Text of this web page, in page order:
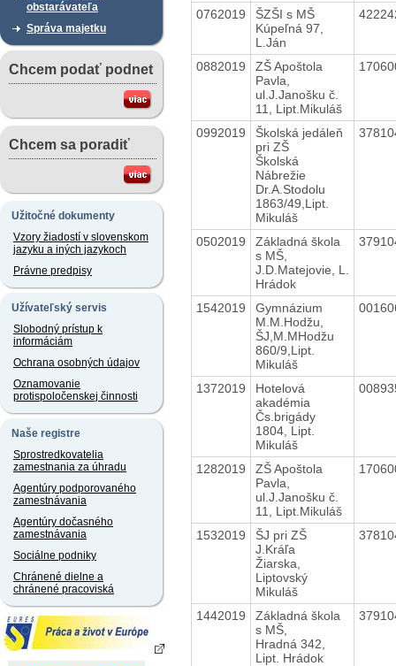
obstarávateľa
Správa majetku
Chcem podať podnet
Chcem sa poradiť
Užitočné dokumenty
Vzory žiadostí v slovenskom
jazyku a iných jazykoch
Právne predpisy
Užívateľský servis
Slobodný prístup k
informáciám
Ochrana osobných údajov
Oznamovanie
protispoločenskej činnosti
Naše registre
Sprostredkovatelia
zamestnania za úhradu
Agentúry podporovaného
zamestnávania
Agentúry dočasného
zamestnávania
Sociálne podniky
Chránené dielne a
chránené pracoviská
0762019
ŠZŠI s MŠ
Kúpeľná 97,
L.Ján
0882019
ZŠ Apoštola
Pavla,
ul.J.Janošku č.
11, Lipt.Mikuláš
0992019
Školská jedáleň
pri ZŠ
Školská
Nábrežie
Dr.A.Stodolu
1863/49,Lipt.
Mikuláš
0502019
Základná škola
s MŠ,
J.D.Matejovie, L.
Hrádok
1542019
Gymnázium
M.M.Hodžu,
ŠJ,M.MHodžu
860/9,Lipt.
Mikuláš
1372019
Hotelová
akadémia
Čs.brigády
1804, Lipt.
Mikuláš
1282019
ZŠ Apoštola
Pavla,
ul.J.Janošku č.
11, Lipt.Mikuláš
1532019
ŠJ pri ZŠ
J.Kráľa
Žiarska,
Liptovský
Mikuláš
1442019
Základná škola
s MŠ,
Hradná 342,
Lipt. Hrádok